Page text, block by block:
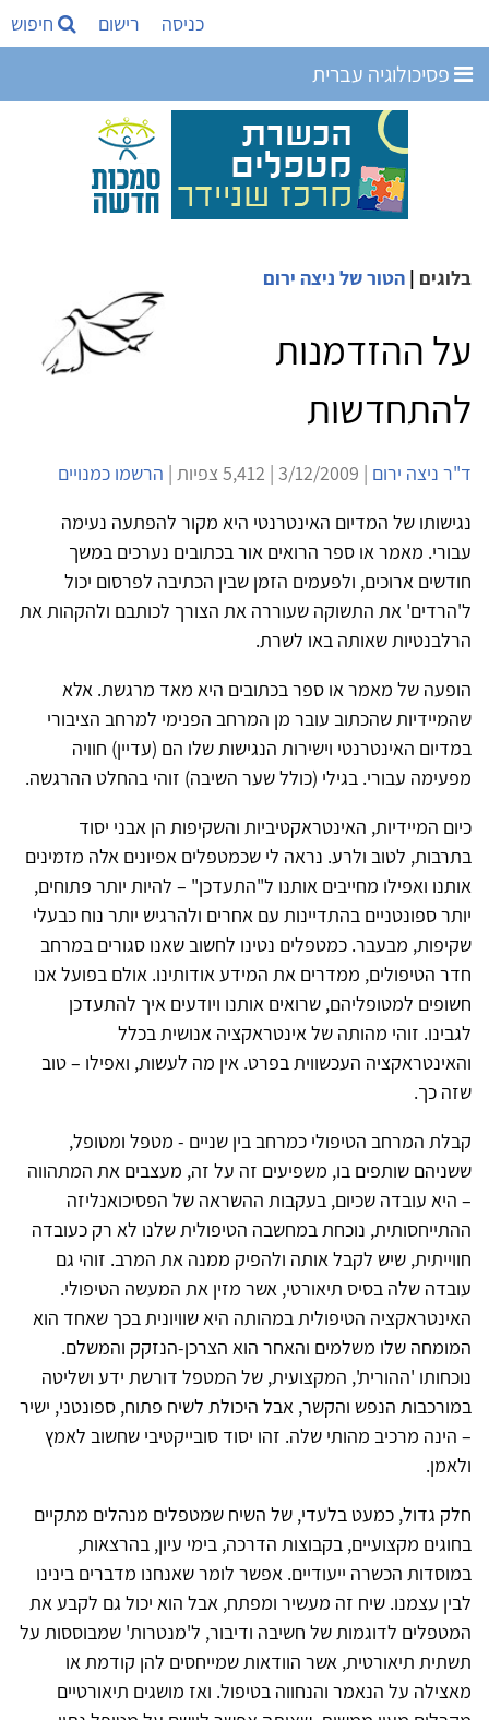
כניסה רישום חיפוש
פסיכולוגיה עברית
בלוגים | הטור של ניצה ירום
על ההזדמנות
להתחדשות
ד"ר ניצה ירום | 3/12/2009 | 5,412 צפיות |
הרשמו כמנויים
נגישותו של המדיום האינטרנטי היא מקור להפתעה נעימה
עבורי. מאמר או ספר הרואים אור בכתובים נערכים במשך
חודשים ארוכים, ולפעמים הזמן שבין הכתיבה לפרסום יכול
ל'הרדים' את התשוקה שעוררה את הצורך לכותבם ולהקהות את
הרלבנטיות שאותה באו לשרת.
הופעה של מאמר או ספר בכתובים היא מאד מרגשת. אלא
שהמיידיות שהכתוב עובר מן המרחב הפנימי למרחב הציבורי
במדיום האינטרנטי וישירות הנגישות שלו הם (עדיין) חוויה
מפעימה עבורי. בגילי (כולל שער השיבה) זוהי בהחלט ההרגשה.
כיום המיידיות, האינטראקטיביות והשקיפות הן אבני יסוד
בתרבות, לטוב ולרע. נראה לי שכמטפלים אפיונים אלה מזמינים
אותנו ואפילו מחייבים אותנו ל"התעדכן" – להיות יותר פתוחים,
יותר ספונטניים בהתדיינות עם אחרים ולהרגיש יותר נוח כבעלי
שקיפות, מבעבר. כמטפלים נטינו לחשוב שאנו סגורים במרחב
חדר הטיפולים, ממדרים את המידע אודותינו. אולם בפועל אנו
חשופים למטופליהם, שרואים אותנו ויודעים איך להתעדכן
לגבינו. זוהי מהותה של אינטראקציה אנושית בכלל
והאינטראקציה העכשווית בפרט. אין מה לעשות, ואפילו – טוב
שזה כך.
קבלת המרחב הטיפולי כמרחב בין שניים - מטפל ומטופל,
ששניהם שותפים בו, משפיעים זה על זה, מעצבים את המתהווה
– היא עובדה שכיום, בעקבות ההשראה של הפסיכואנליזה
ההתייחסותית, נוכחת במחשבה הטיפולית שלנו לא רק כעובדה
חווייתית, שיש לקבל אותה ולהפיק ממנה את המרב. זוהי גם
עובדה שלה בסיס תיאורטי, אשר מזין את המעשה הטיפולי.
האינטראקציה הטיפולית במהותה היא שוויונית בכך שאחד הוא
המומחה שלו משלמים והאחר הוא הצרכן-הנזקק והמשלם.
נוכחותו 'ההורית', המקצועית, של המטפל דורשת ידע ושליטה
במורכבות הנפש והקשר, אבל היכולת לשיח פתוח, ספונטני, ישיר
– הינה מרכיב מהותי שלה. זהו יסוד סובייקטיבי שחשוב לאמץ
ולאמן.
חלק גדול, כמעט בלעדי, של השיח שמטפלים מנהלים מתקיים
בחוגים מקצועיים, בקבוצות הדרכה, בימי עיון, בהרצאות,
במוסדות הכשרה ייעודיים. אפשר לומר שאנחנו מדברים בינינו
לבין עצמנו. שיח זה מעשיר ומפתח, אבל הוא יכול גם לקבע את
המטפלים לדוגמות של חשיבה ודיבור, ל'מנטרות' שמבוססות על
תשתית תיאורטית, אשר הוודאות שמייחסים להן קודמת או
מאצילה על הנאמר והנחווה בטיפול. ואז מושגים תיאורטיים